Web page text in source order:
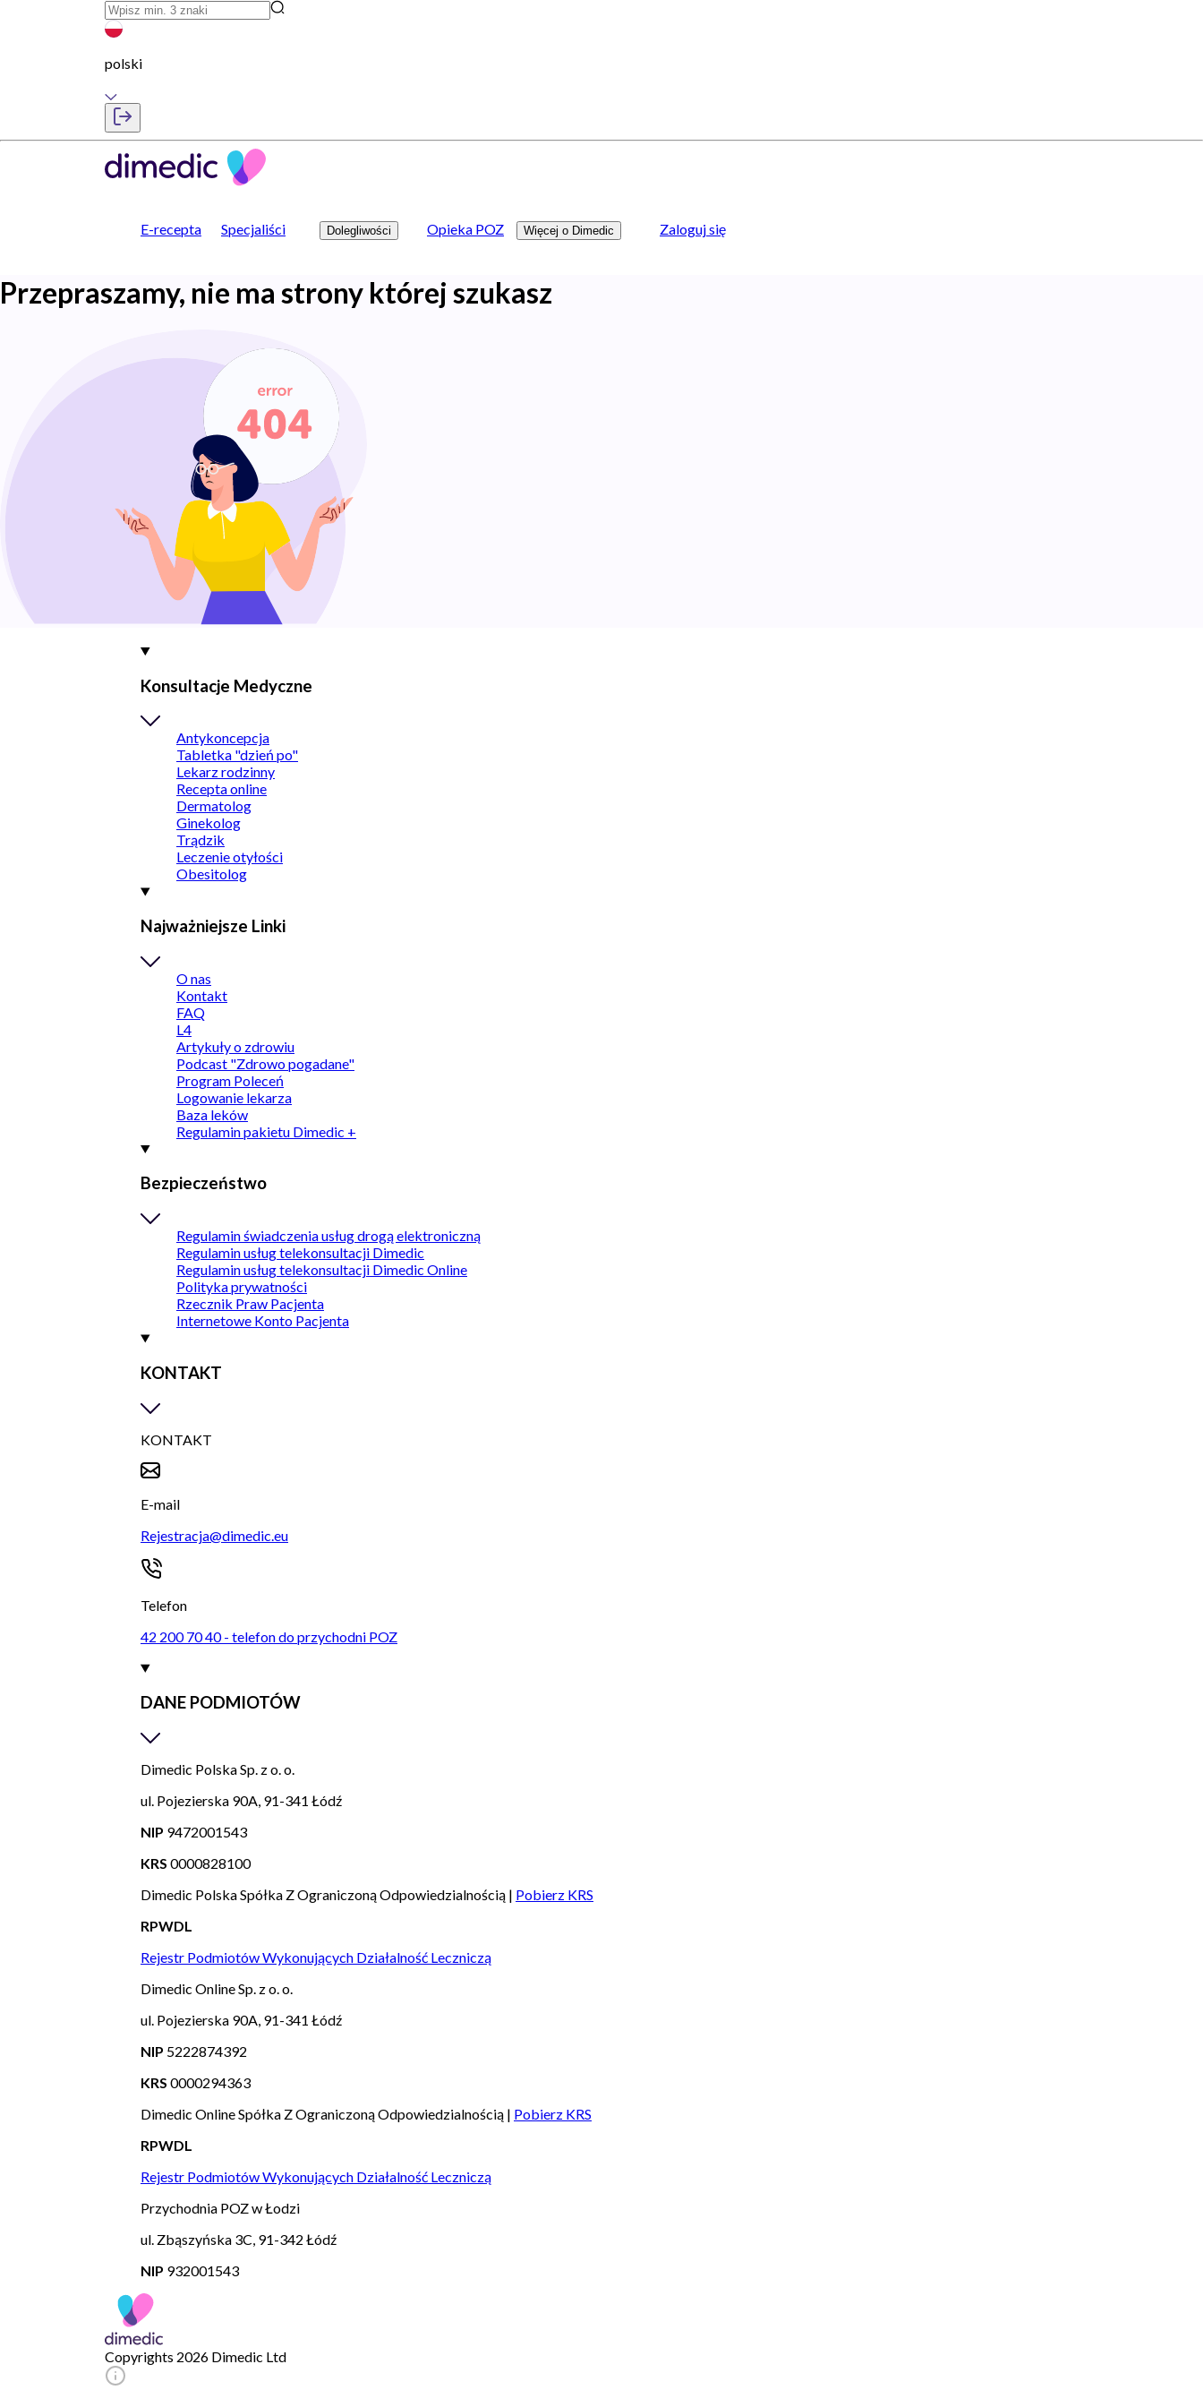
polski
E-recepta Specjaliści Dolegliwości Opieka POZ Więcej o Dimedic Zaloguj się
Przepraszamy, nie ma strony której szukasz
Konsultacje Medyczne
Antykoncepcja
Tabletka "dzień po"
Lekarz rodzinny
Recepta online
Dermatolog
Ginekolog
Trądzik
Leczenie otyłości
Obesitolog
Najważniejsze Linki
O nas
Kontakt
FAQ
L4
Artykuły o zdrowiu
Podcast "Zdrowo pogadane"
Program Poleceń
Logowanie lekarza
Baza leków
Regulamin pakietu Dimedic +
Bezpieczeństwo
Regulamin świadczenia usług drogą elektroniczną
Regulamin usług telekonsultacji Dimedic
Regulamin usług telekonsultacji Dimedic Online
Polityka prywatności
Rzecznik Praw Pacjenta
Internetowe Konto Pacjenta
KONTAKT
KONTAKT
E-mail
Rejestracja@dimedic.eu
Telefon
42 200 70 40 - telefon do przychodni POZ
DANE PODMIOTÓW
Dimedic Polska Sp. z o. o.
ul. Pojezierska 90A, 91-341 Łódź
NIP 9472001543
KRS 0000828100
Dimedic Polska Spółka Z Ograniczoną Odpowiedzialnością | Pobierz KRS
RPWDL
Rejestr Podmiotów Wykonujących Działalność Leczniczą
Dimedic Online Sp. z o. o.
ul. Pojezierska 90A, 91-341 Łódź
NIP 5222874392
KRS 0000294363
Dimedic Online Spółka Z Ograniczoną Odpowiedzialnością | Pobierz KRS
RPWDL
Rejestr Podmiotów Wykonujących Działalność Leczniczą
Przychodnia POZ w Łodzi
ul. Zbąszyńska 3C, 91-342 Łódź
NIP 932001543
Copyrights 2026 Dimedic Ltd